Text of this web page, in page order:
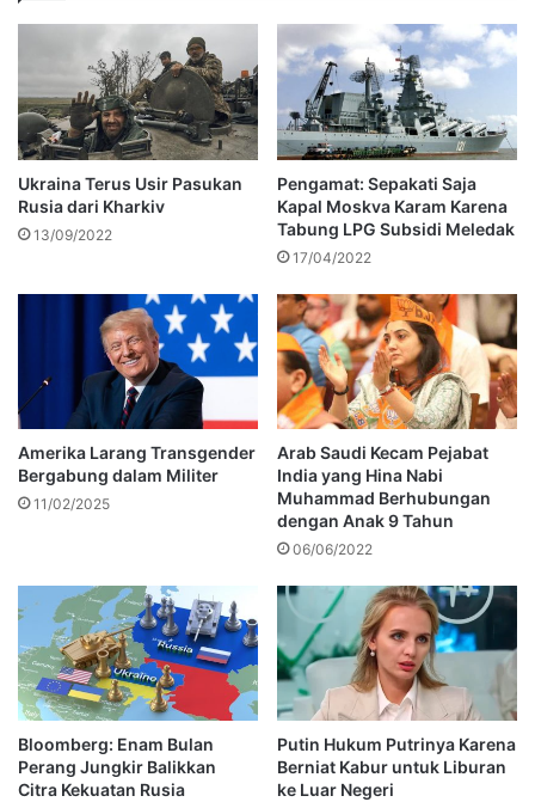
Ukraina Terus Usir Pasukan
Rusia dari Kharkiv
13/09/2022
Pengamat: Sepakati Saja
Kapal Moskva Karam Karena
Tabung LPG Subsidi Meledak
17/04/2022
Amerika Larang Transgender
Bergabung dalam Militer
11/02/2025
Arab Saudi Kecam Pejabat
India yang Hina Nabi
Muhammad Berhubungan
dengan Anak 9 Tahun
06/06/2022
Bloomberg: Enam Bulan
Perang Jungkir Balikkan
Citra Kekuatan Rusia
Putin Hukum Putrinya Karena
Berniat Kabur untuk Liburan
ke Luar Negeri